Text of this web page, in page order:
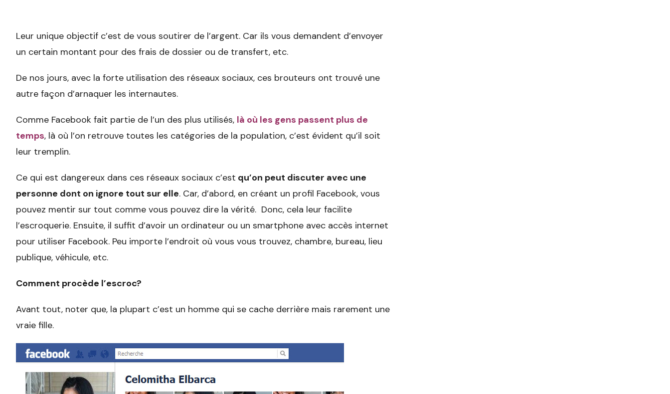
Leur unique objectif c’est de vous soutirer de l’argent. Car ils vous demandent d’envoyer
un certain montant pour des frais de dossier ou de transfert, etc.
De nos jours, avec la forte utilisation des réseaux sociaux, ces brouteurs ont trouvé une
autre façon d’arnaquer les internautes.
Comme Facebook fait partie de l’un des plus utilisés, là où les gens passent plus de
temps, là où l’on retrouve toutes les catégories de la population, c’est évident qu’il soit
leur tremplin.
Ce qui est dangereux dans ces réseaux sociaux c’est qu’on peut discuter avec une
personne dont on ignore tout sur elle. Car, d’abord, en créant un profil Facebook, vous
pouvez mentir sur tout comme vous pouvez dire la vérité. Donc, cela leur facilite
l’escroquerie. Ensuite, il suffit d’avoir un ordinateur ou un smartphone avec accès internet
pour utiliser Facebook. Peu importe l’endroit où vous vous trouvez, chambre, bureau, lieu
publique, véhicule, etc.
Comment procède l’escroc?
Avant tout, noter que, la plupart c’est un homme qui se cache derrière mais rarement une
vraie fille.